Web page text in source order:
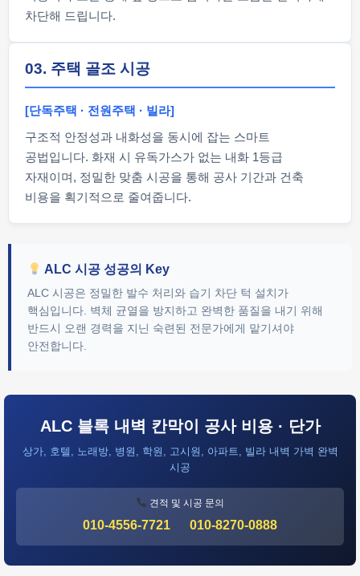
차단해 드립니다.
03. 주택 골조 시공
[단독주택 · 전원주택 · 빌라]
구조적 안정성과 내화성을 동시에 잡는 스마트
공법입니다. 화재 시 유독가스가 없는 내화 1등급
자재이며, 정밀한 맞춤 시공을 통해 공사 기간과 건축
비용을 획기적으로 줄여줍니다.
ALC 시공 성공의 Key
ALC 시공은 정밀한 발수 처리와 습기 차단 턱 설치가
핵심입니다. 벽체 균열을 방지하고 완벽한 품질을 내기 위해
반드시 오랜 경력을 지닌 숙련된 전문가에게 맡기셔야
안전합니다.
ALC 블록 내벽 칸막이 공사 비용 · 단가
상가, 호텔, 노래방, 병원, 학원, 고시원, 아파트, 빌라 내벽 가벽 완벽
시공
견적 및 시공 문의
010-4556-7721 010-8270-0888